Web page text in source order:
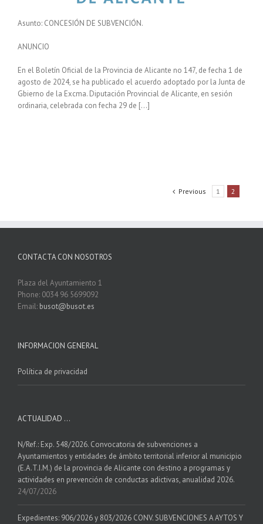
Asunto: CONCESIÓN DE SUBVENCIÓN.
ANUNCIO
En el Boletín Oficial de la Provincia de Alicante no 147, de fecha 1 de
agosto de 2024, se ha publicado el acuerdo adoptado por la Junta de
Gbierno de la Excma. Diputación Provincial de Alicante, en sesión
ordinaria, celebrada con fecha 29 de […]
Previous 1 2
CONTACTA CON NOSOTROS
Plaza del Ayuntamiento 1
Phone: 0034 96 5699092
Email: busot@busot.es
INFORMACION GENERAL
Política de privacidad
ACTUALIDAD …
N/Ref.: Exp. 548/2026. Convocatoria de subvenciones a
Ayuntamientos y entidades de ámbito territorial inferior al municipio
(E.A.T.I.M.) de la provincia de Alicante con destino a programas y
actividades en prevención de conductas adictivas, anualidad 2026.
24/07/2026
Expedientes: 906/2026 y 803/2026 CONV. SUBVENCIONES A AYTOS Y